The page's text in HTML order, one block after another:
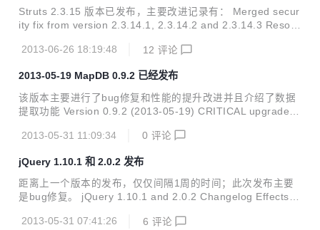
w
Struts 2.3.15 版本已发布，主要改进记录有： Merged secur
ity fix from version 2.3.14.1, 2.3.14.2 and 2.3.14.3 Resolv
d bug related to struts.convention.action.includeJars, see
sh 3, see WW-3958 Added support t...
2013-06-26 18:19:48 12 评论
2013-05-19 MapDB 0.9.2 已经发布
该版本主要进行了bug修复和性能的提升改进并且介绍了数据
提取功能 Version 0.9.2 (2013-05-19) CRITICAL upgrade u
ves performance and introduces Data Pump. Open Issue
and readExternal methods) Changes: FIX Issue #119...
2013-05-31 11:09:34 0 评论
jQuery 1.10.1 和 2.0.2 发布
距离上一个版本的发布，仅仅间隔1周的时间；此次发布主要
是bug修复。 jQuery 1.10.1 and 2.0.2 Changelog Effects #
ate()d. #13939: 1.10.0 breaks relative animation Selector
2013-05-31 07:41:26 6 评论